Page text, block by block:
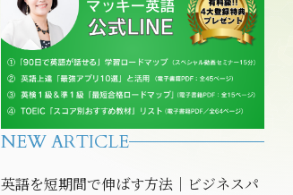
NEW ARTICLE
英語を短期間で伸ばす方法｜ビジネスパ